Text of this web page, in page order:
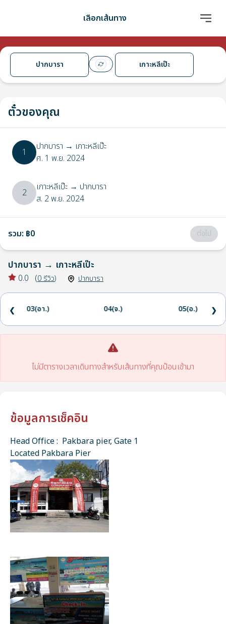
เลือกเส้นทาง
ปากบารา เกาะหลีเป๊ะ
ตั๋วของคุณ
1 ปากบารา → เกาะหลีเป๊ะ
ศ. 1 พ.ย. 2024
2 เกาะหลีเป๊ะ → ปากบารา
ส. 2 พ.ย. 2024
รวม: ฿0 ต่อไป
ปากบารา → เกาะหลีเป๊ะ
0.0 (0 รีวิว) ปากบารา
03(อา.) 04(จ.) 05(อ.)
❮ ❯
ไม่มีตารางเวลาเดินทางสำหรับเส้นทางที่คุณป้อนเข้ามา
ข้อมูลการเช็คอิน
Head Office : Pakbara pier, Gate 1
Located Pakbara Pier